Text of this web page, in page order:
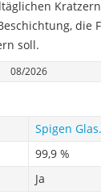
die
soll.
08/2026
Spigen
99,9 %
Ja